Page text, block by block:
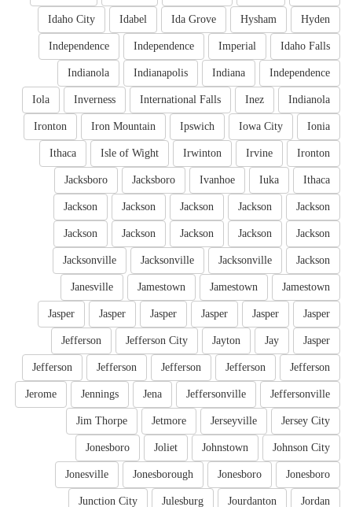
Hyden
Hysham
Ida Grove
Idabel
Idaho City
Idaho Falls
Imperial
Independence
Independence
Independence
Indiana
Indianapolis
Indianola
Indianola
Inez
International Falls
Inverness
Iola
Ionia
Iowa City
Ipswich
Iron Mountain
Ironton
Ironton
Irvine
Irwinton
Isle of Wight
Ithaca
Ithaca
Iuka
Ivanhoe
Jacksboro
Jacksboro
Jackson
Jackson
Jackson
Jackson
Jackson
Jackson
Jackson
Jackson
Jackson
Jackson
Jackson
Jacksonville
Jacksonville
Jacksonville
Jamestown
Jamestown
Jamestown
Janesville
Jasper
Jasper
Jasper
Jasper
Jasper
Jasper
Jasper
Jay
Jayton
Jefferson City
Jefferson
Jefferson
Jefferson
Jefferson
Jefferson
Jefferson
Jeffersonville
Jeffersonville
Jena
Jennings
Jerome
Jersey City
Jerseyville
Jetmore
Jim Thorpe
Johnson City
Johnstown
Joliet
Jonesboro
Jonesboro
Jonesboro
Jonesborough
Jonesville
Jordan
Jourdanton
Julesburg
Junction City